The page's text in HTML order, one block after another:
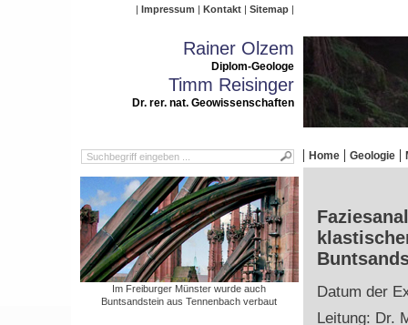
Impressum Kontakt Sitemap
Rainer Olzem
Diplom-Geologe
Timm Reisinger
Dr. rer. nat. Geowissenschaften
Home Geologie
Im Freiburger Münster wurde auch
Buntsandstein aus Tennenbach verbaut
Datum der
Leitung: Dr.